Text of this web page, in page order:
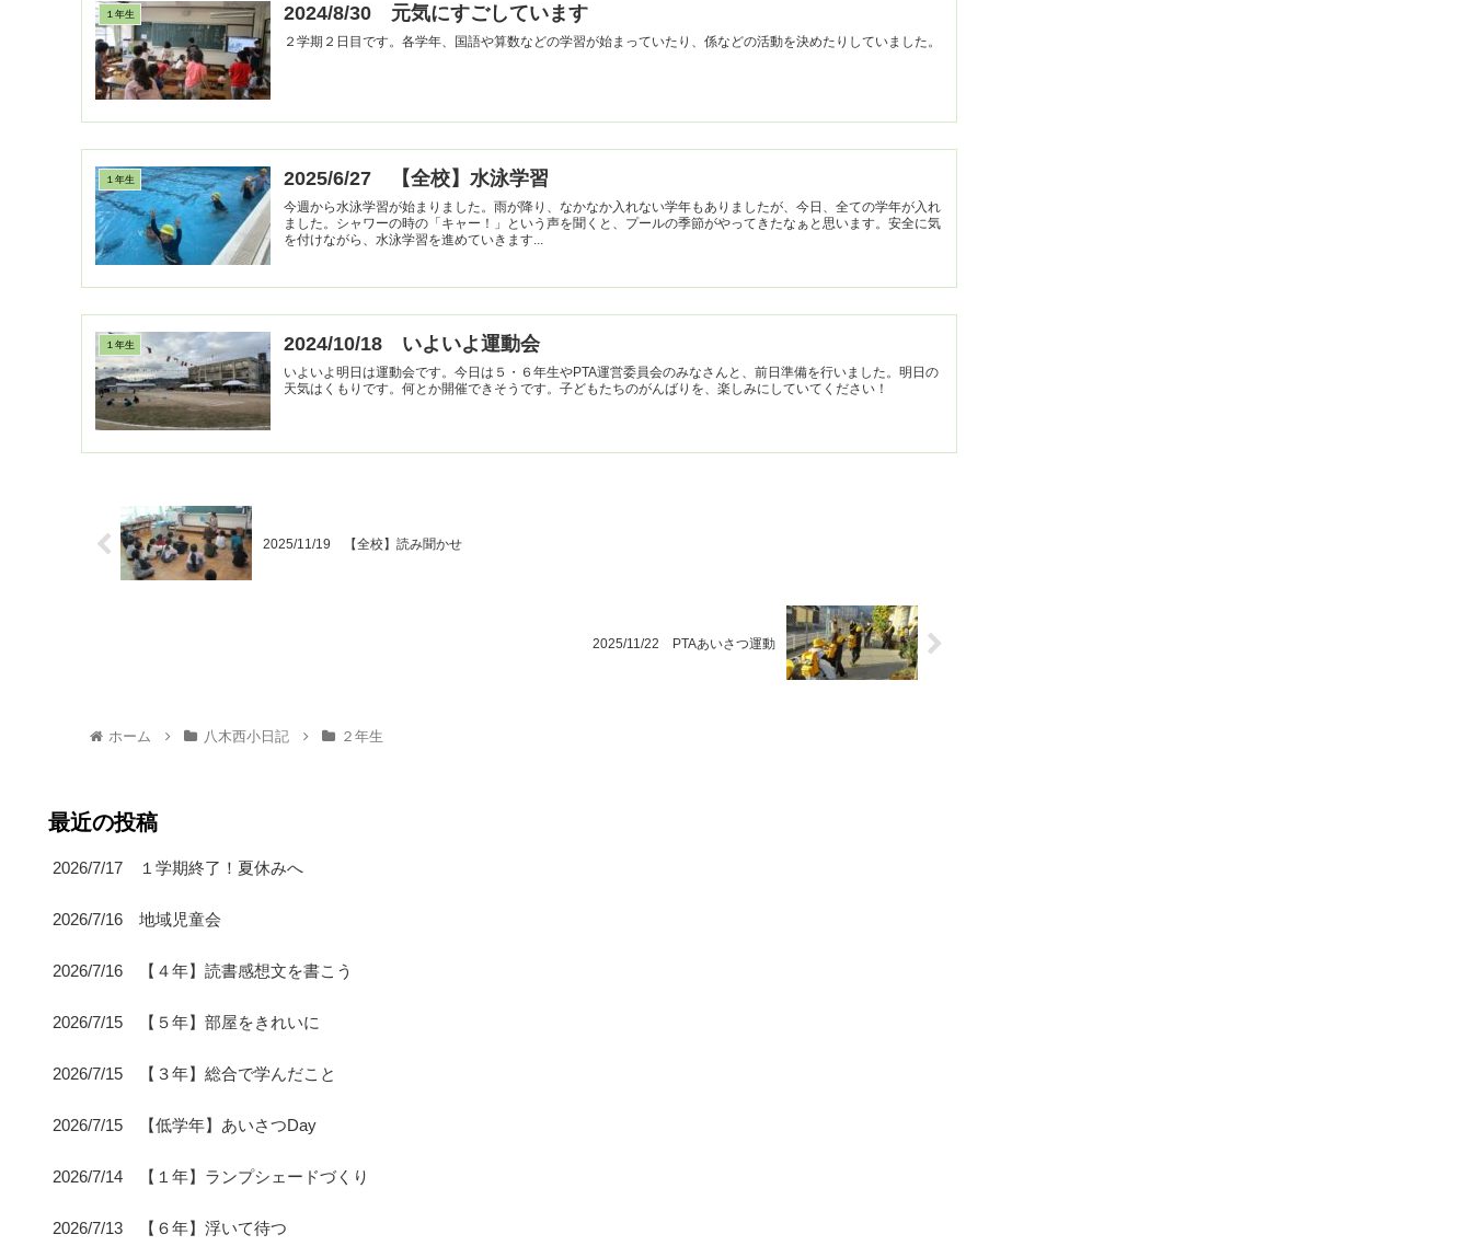
１年生 2024/8/30 元気にすごしています
２学期２日目です。各学年、国語や算数などの学習が始まっていたり、係などの活動を決めたりしていました。
１年生 2025/6/27 【全校】水泳学習
今週から水泳学習が始まりました。雨が降り、なかなか入れない学年もありましたが、今日、全ての学年が入れ
ました。シャワーの時の「キャー！」という声を聞くと、プールの季節がやってきたなぁと思います。安全に気
を付けながら、水泳学習を進めていきます...
１年生 2024/10/18 いよいよ運動会
いよいよ明日は運動会です。今日は５・６年生やPTA運営委員会のみなさんと、前日準備を行いました。明日の
天気はくもりです。何とか開催できそうです。子どもたちのがんばりを、楽しみにしていてください！
2025/11/19 【全校】読み聞かせ
2025/11/22 PTAあいさつ運動
ホーム 八木西小日記 ２年生
最近の投稿
2026/7/17 １学期終了！夏休みへ
2026/7/16 地域児童会
2026/7/16 【４年】読書感想文を書こう
2026/7/15 【５年】部屋をきれいに
2026/7/15 【３年】総合で学んだこと
2026/7/15 【低学年】あいさつDay
2026/7/14 【１年】ランプシェードづくり
2026/7/13 【６年】浮いて待つ